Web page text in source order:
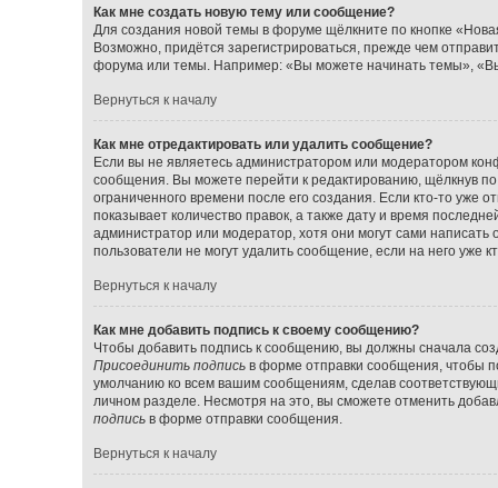
Как мне создать новую тему или сообщение?
Для создания новой темы в форуме щёлкните по кнопке
Возможно, придётся зарегистрироваться, прежде чем
форума или темы. Например: «Вы можете начинать темы»,
Вернуться к началу
Как мне отредактировать или удалить сообщение?
Если вы не являетесь администратором или модератором
сообщения. Вы можете перейти к редактированию, щёлкнув
ограниченного времени после его создания. Если кто-то уже
показывает количество правок, а также дату и время
администратор или модератор, хотя они могут сами
пользователи не могут удалить сообщение, если на него уже
Вернуться к началу
Как мне добавить подпись к своему сообщению?
Чтобы добавить подпись к сообщению, вы должны сначала
Присоединить подписьв форме отправки сообщения, чтобы
умолчанию ко всем вашим сообщениям, сделав
личном разделе. Несмотря на это, вы сможете отменить
подписьв форме отправки сообщения.
Вернуться к началу